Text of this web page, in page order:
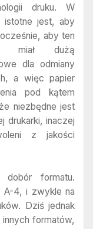
druku. W
istotne jest, aby
aby ten
miał dużą
dla odmiany
a więc papier
pod kątem
niezbędne jest
drukarki, inaczej
z jakości
dobór formatu.
A-4, i zwykle na
Dziś jednak
formatów,